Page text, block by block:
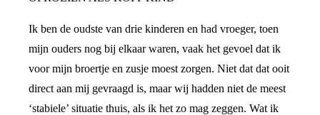
Ik ben de oudste van drie kinderen en had vroeger, toen
mijn ouders nog bij elkaar waren, vaak het gevoel dat ik
voor mijn broertje en zusje moest zorgen. Niet dat dat ooit
direct aan mij gevraagd is, maar wij hadden niet de meest
‘stabiele’ situatie thuis, als ik het zo mag zeggen. Wat ik